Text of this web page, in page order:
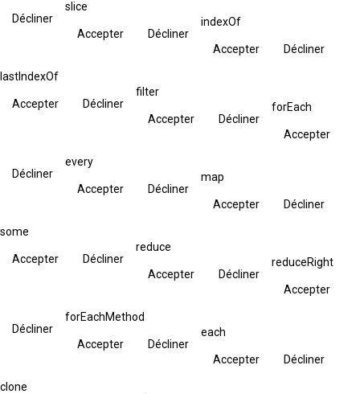
Décliner
slice
Accepter Décliner
indexOf
Accepter Décliner
lastIndexOf
Accepter Décliner
filter
Accepter Décliner
forEach
Accepter
Décliner
every
Accepter Décliner
map
Accepter Décliner
some
Accepter Décliner
reduce
Accepter Décliner
reduceRight
Accepter
Décliner
forEachMethod
Accepter Décliner
each
Accepter Décliner
clone